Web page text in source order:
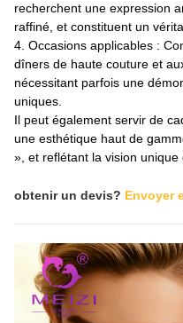
recherchent une expression
raffiné, et constituent un
4. Occasions applicables :
dîners de haute couture et
nécessitant parfois une
uniques.
Il peut également servir de
une esthétique haut de
», et reflétant la vision unique
obtenir un devis? Envoyer